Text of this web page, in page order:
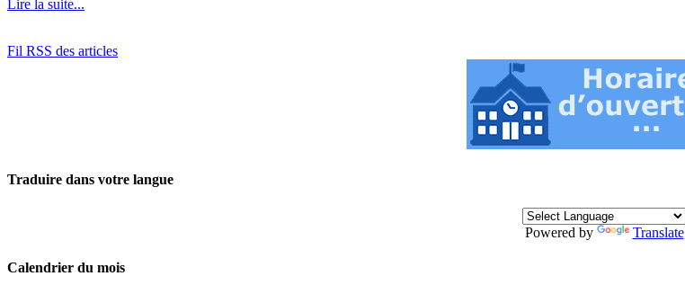
Lire la suite...
Fil RSS des articles
Traduire dans votre langue
Powered by Translate
Calendrier du mois